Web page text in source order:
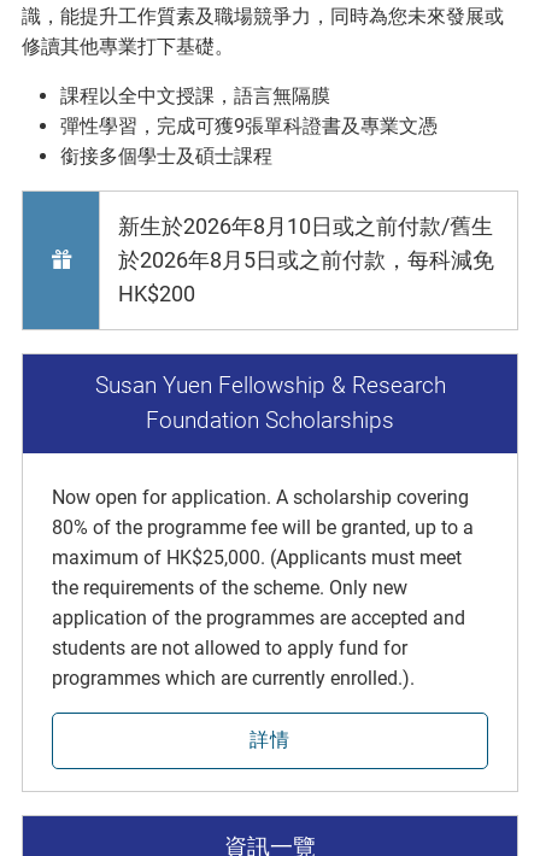
識，能提升工作質素及職場競爭力，同時為您未來發展或
修讀其他專業打下基礎。
課程以全中文授課，語言無隔膜
彈性學習，完成可獲9張單科證書及專業文憑
銜接多個學士及碩士課程
新生於2026年8月10日或之前付款/舊生
於2026年8月5日或之前付款，每科減免
HK$200
Susan Yuen Fellowship & Research
Foundation Scholarships
Now open for application. A scholarship covering
80% of the programme fee will be granted, up to a
maximum of HK$25,000. (Applicants must meet
the requirements of the scheme. Only new
application of the programmes are accepted and
students are not allowed to apply fund for
programmes which are currently enrolled.).
詳情
資訊一覽